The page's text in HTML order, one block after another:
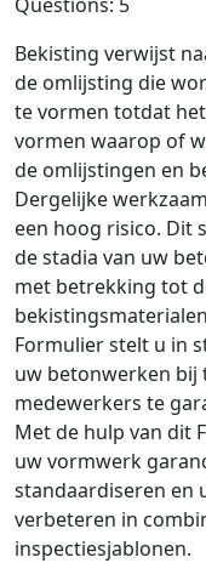
Bekisting verwijst
de omlijsting die
te vormen totdat
vormen waarop of
de omlijstingen en
Dergelijke
een hoog risico. Dit
de stadia van uw
met betrekking tot
Formulier stelt u in
uw betonwerken bij
medewerkers te
Met de hulp van dit
uw vormwerk
standaardiseren en
verbeteren in
inspectiesjablonen.